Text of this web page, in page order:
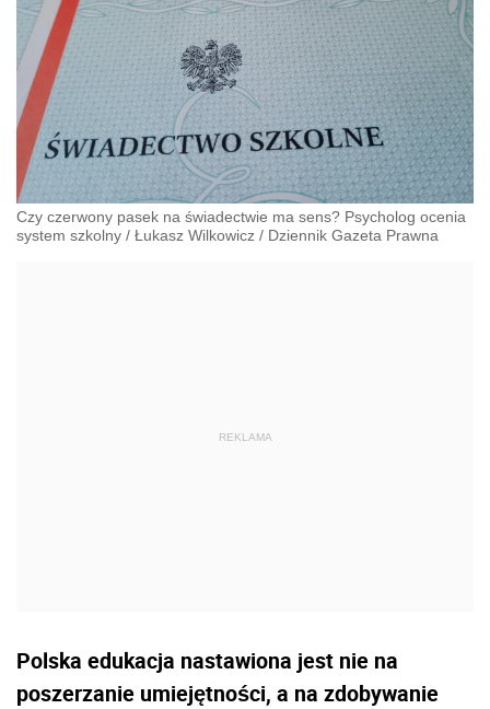
Czy czerwony pasek na świadectwie ma sens? Psycholog ocenia
system szkolny / Łukasz Wilkowicz / Dziennik Gazeta Prawna
Polska edukacja nastawiona jest nie na
poszerzanie umiejętności, a na zdobywanie